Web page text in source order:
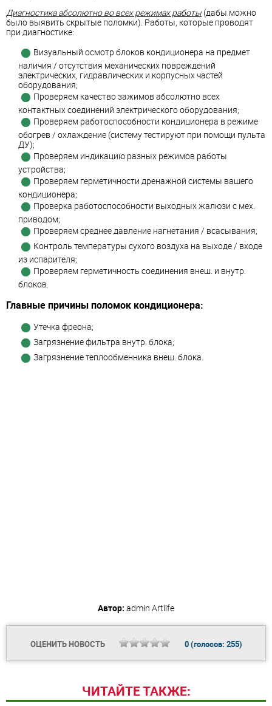
Диагностика абсолютно во всех режимах работы (дабы можно
было выявить скрытые поломки). Работы, которые проводят
при диагностике:
Визуальный осмотр блоков кондиционера на предмет
наличия / отсутствия механических повреждений
электрических, гидравлических и корпусных частей
оборудования;
Проверяем качество зажимов абсолютно всех
контактных соединений электрического оборудования;
Проверяем работоспособности кондиционера в режиме
обогрев / охлаждение (систему тестируют при помощи пульта
ДУ);
Проверяем индикацию разных режимов работы
устройства;
Проверяем герметичности дренажной системы вашего
кондиционера;
Проверка работоспособности выходных жалюзи с мех.
приводом;
Проверяем среднее давление нагнетания / всасывания;
Контроль температуры сухого воздуха на выходе / входе
из испарителя;
Проверяем герметичность соединения внеш. и внутр.
блоков.
Главные причины поломок кондиционера:
Утечка фреона;
Загрязнение фильтра внутр. блока;
Загрязнение теплообменника внеш. блока.
Автор: admin Artlife
ОЦЕНИТЬ НОВОСТЬ 0(голосов: 255)
ЧИТАЙТЕ ТАКЖЕ: